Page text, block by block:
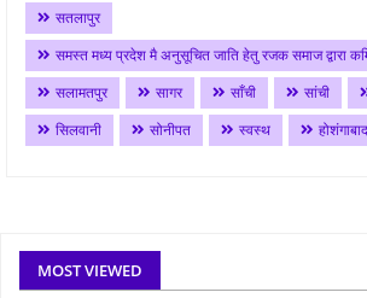
सतलापुर
समस्त मध्य प्रदेश मै अनुसूचित जाति हेतु रजक समाज द्वारा
सलामतपुर
सागर साँची सांची
सिलवानी
सोनीपत स्वस्थ होशंगाबाद
MOST VIEWED